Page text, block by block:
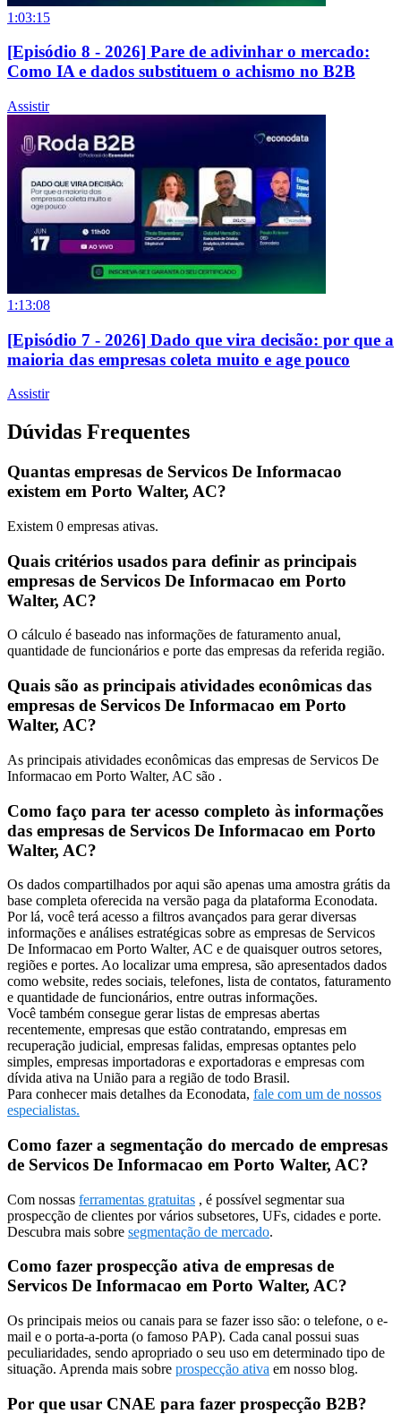
1:03:15
[Episódio 8 - 2026] Pare de adivinhar o mercado:
Como IA e dados substituem o achismo no B2B
Assistir
1:13:08
[Episódio 7 - 2026] Dado que vira decisão: por que a
maioria das empresas coleta muito e age pouco
Assistir
Dúvidas Frequentes
Quantas empresas de Servicos De Informacao
existem em Porto Walter, AC?
Existem 0 empresas ativas.
Quais critérios usados para definir as principais
empresas de Servicos De Informacao em Porto
Walter, AC?
O cálculo é baseado nas informações de faturamento anual,
quantidade de funcionários e porte das empresas da referida região.
Quais são as principais atividades econômicas das
empresas de Servicos De Informacao em Porto
Walter, AC?
As principais atividades econômicas das empresas de Servicos De
Informacao em Porto Walter, AC são .
Como faço para ter acesso completo às informações
das empresas de Servicos De Informacao em Porto
Walter, AC?
Os dados compartilhados por aqui são apenas uma amostra grátis da
base completa oferecida na versão paga da plataforma Econodata.
Por lá, você terá acesso a filtros avançados para gerar diversas
informações e análises estratégicas sobre as empresas de Servicos
De Informacao em Porto Walter, AC e de quaisquer outros setores,
regiões e portes. Ao localizar uma empresa, são apresentados dados
como website, redes sociais, telefones, lista de contatos, faturamento
e quantidade de funcionários, entre outras informações.
Você também consegue gerar listas de empresas abertas
recentemente, empresas que estão contratando, empresas em
recuperação judicial, empresas falidas, empresas optantes pelo
simples, empresas importadoras e exportadoras e empresas com
dívida ativa na União para a região de todo Brasil.
Para conhecer mais detalhes da Econodata, fale com um de nossos
especialistas.
Como fazer a segmentação do mercado de empresas
de Servicos De Informacao em Porto Walter, AC?
Com nossas ferramentas gratuitas , é possível segmentar sua
prospecção de clientes por vários subsetores, UFs, cidades e porte.
Descubra mais sobre segmentação de mercado.
Como fazer prospecção ativa de empresas de
Servicos De Informacao em Porto Walter, AC?
Os principais meios ou canais para se fazer isso são: o telefone, o e-
mail e o porta-a-porta (o famoso PAP). Cada canal possui suas
peculiaridades, sendo apropriado o seu uso em determinado tipo de
situação. Aprenda mais sobre prospecção ativa em nosso blog.
Por que usar CNAE para fazer prospecção B2B?